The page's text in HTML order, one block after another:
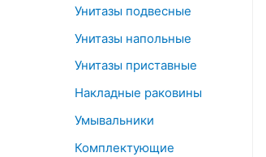
Унитазы подвесные
Унитазы напольные
Унитазы приставные
Накладные раковины
Умывальники
Комплектующие